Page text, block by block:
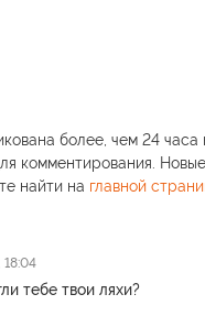
более, чем 24 часа
комментирования.
найти на главной
18:04
тебе твои ляхи?